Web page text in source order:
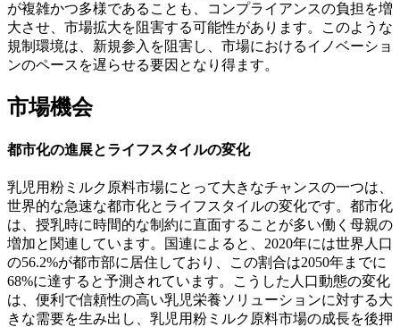
が複雑かつ多様であることも、コンプライアンスの負担を増
大させ、市場拡大を阻害する可能性があります。このような
規制環境は、新規参入を阻害し、市場におけるイノベーショ
ンのペースを遅らせる要因となり得ます。
市場機会
都市化の進展とライフスタイルの変化
乳児用粉ミルク原料市場にとって大きなチャンスの一つは、
世界的な急速な都市化とライフスタイルの変化です。都市化
は、授乳時に時間的な制約に直面することが多い働く母親の
増加と関連しています。国連によると、2020年には世界人口
の56.2%が都市部に居住しており、この割合は2050年までに
68%に達すると予測されています。こうした人口動態の変化
は、便利で信頼性の高い乳児栄養ソリューションに対する大
きな需要を生み出し、乳児用粉ミルク原料市場の成長を後押